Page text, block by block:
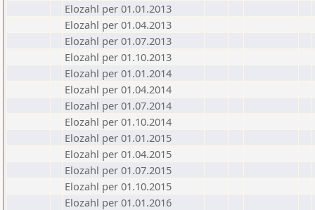
Elozahl per 01.01.2013
Elozahl per 01.04.2013
Elozahl per 01.07.2013
Elozahl per 01.10.2013
Elozahl per 01.01.2014
Elozahl per 01.04.2014
Elozahl per 01.07.2014
Elozahl per 01.10.2014
Elozahl per 01.01.2015
Elozahl per 01.04.2015
Elozahl per 01.07.2015
Elozahl per 01.10.2015
Elozahl per 01.01.2016